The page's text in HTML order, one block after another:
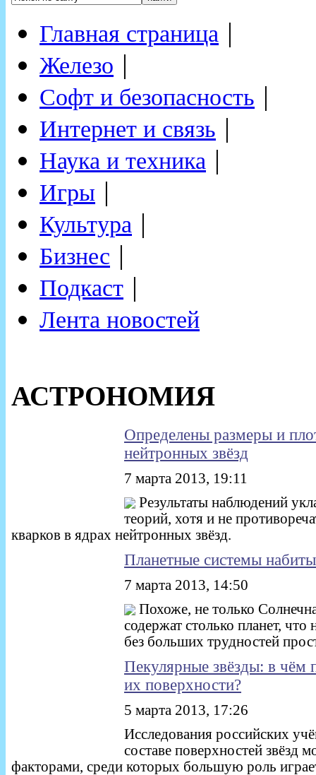
Главная страница |
Железо |
Софт и безопасность |
Интернет и связь |
Наука и техника |
Игры |
Культура |
Бизнес |
Подкаст |
Лента новостей
АСТРОНОМИЯ
Определены размеры и
нейтронных звёзд
7 марта 2013, 19:11
Результаты наблюдений
теорий, хотя и не
кварков в ядрах нейтронных звёзд.
Планетные системы
7 марта 2013, 14:50
Похоже, не только
содержат столько планет,
без больших трудностей
Пекулярные звёзды: в чём
их поверхности?
5 марта 2013, 17:26
Исследования российских
составе поверхностей звёзд
факторами, среди которых большую роль